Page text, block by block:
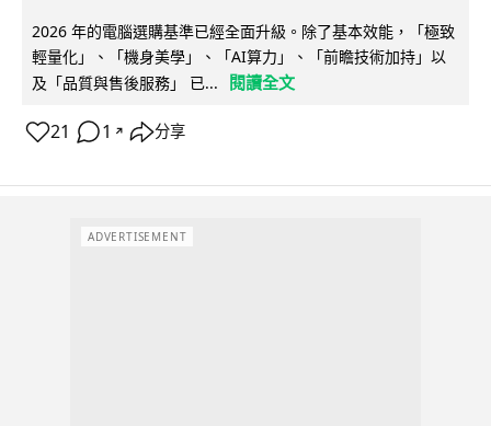
2026 年的電腦選購基準已經全面升級。除了基本效能，「極致
輕量化」、「機身美學」、「AI算力」、「前瞻技術加持」以
及「品質與售後服務」 已...
閱讀全文
21 1 ↗ 分享
ADVERTISEMENT